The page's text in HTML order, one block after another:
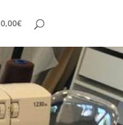
0,00€